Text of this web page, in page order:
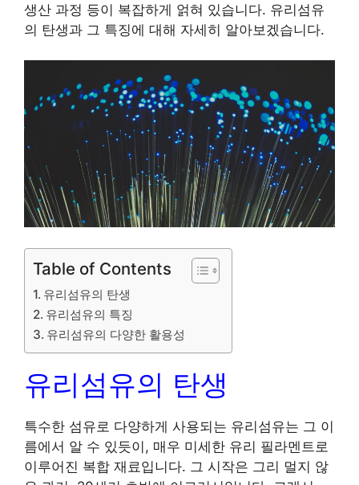
생산 과정 등이 복잡하게 얽혀 있습니다. 유리섬유
의 탄생과 그 특징에 대해 자세히 알아보겠습니다.
Table of Contents
유리섬유의 탄생
유리섬유의 특징
유리섬유의 다양한 활용성
유리섬유의 탄생
특수한 섬유로 다양하게 사용되는 유리섬유는 그 이
름에서 알 수 있듯이, 매우 미세한 유리 필라멘트로
이루어진 복합 재료입니다. 그 시작은 그리 멀지 않